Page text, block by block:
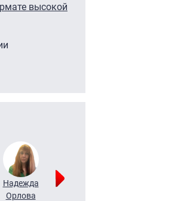
высокой
Надежда
Орлова